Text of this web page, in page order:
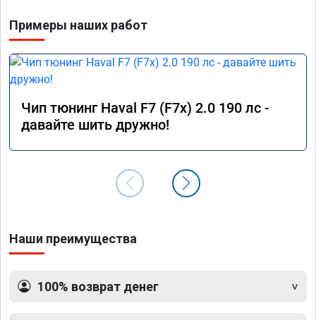
Примеры наших работ
Чип тюнинг Haval F7 (F7x) 2.0 190 лс -
давайте шить дружно!
Наши преимущества
100% возврат денег